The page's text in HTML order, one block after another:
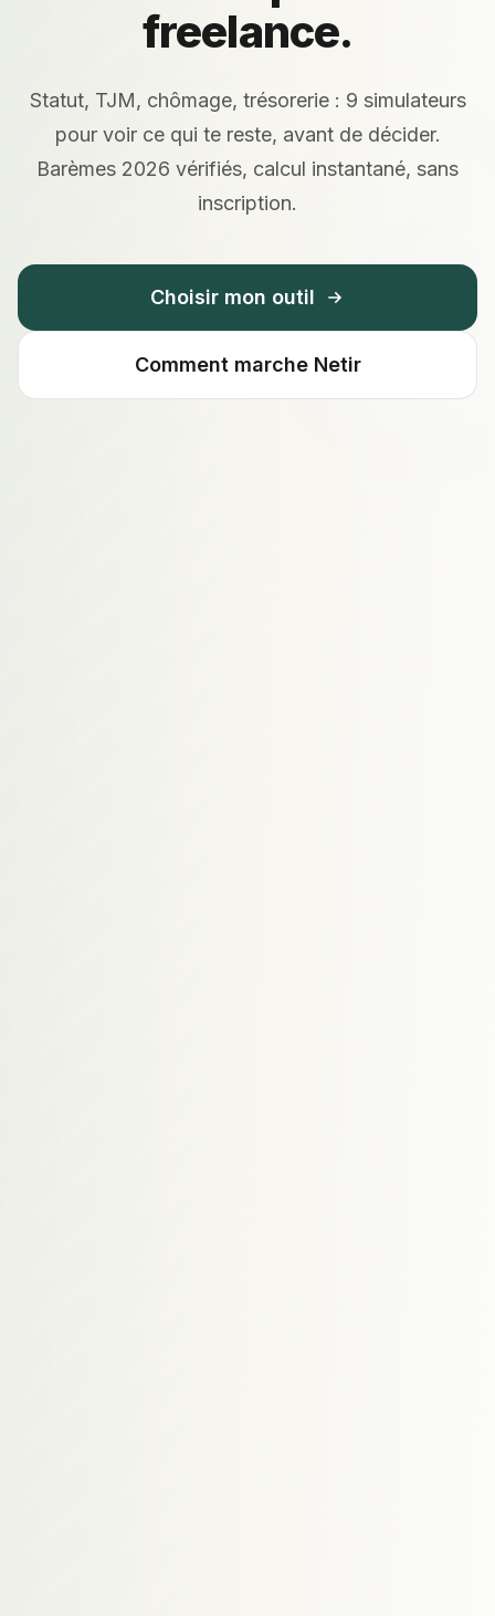
freelance.
Statut, TJM, chômage, trésorerie : 9 simulateurs
pour voir ce qui te reste, avant de décider.
Barèmes 2026 vérifiés, calcul instantané, sans
inscription.
Choisir mon outil
Comment marche Netir